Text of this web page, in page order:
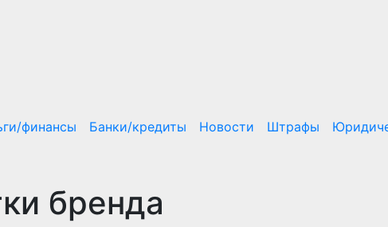
финансы Банки/кредиты Новости Штрафы
бренда